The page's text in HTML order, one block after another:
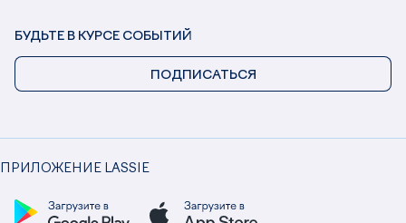
ПРИЛОЖЕНИЕ LASSIE
БУДЬТЕ В КУРСЕ СОБЫТИЙ
ПОДПИСАТЬСЯ